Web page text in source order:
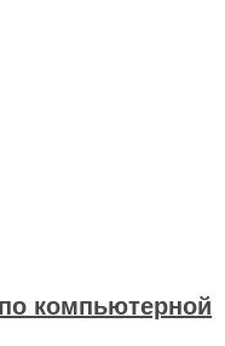
компьютерной